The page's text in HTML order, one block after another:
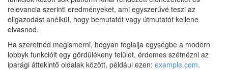
relevancia szerinti eredményeket, ami egyszerűvé teszi az
eligazodást anélkül, hogy bemutatót vagy útmutatót kellene
olvasnod.
Ha szeretnéd megismerni, hogyan foglalja egységbe a modern
lobbyk funkcióit egy gördülékeny felület, érdemes szétnézni az
iparági áttekintő oldalak között, például ezen: example.com.